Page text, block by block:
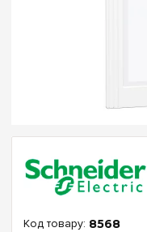
8568